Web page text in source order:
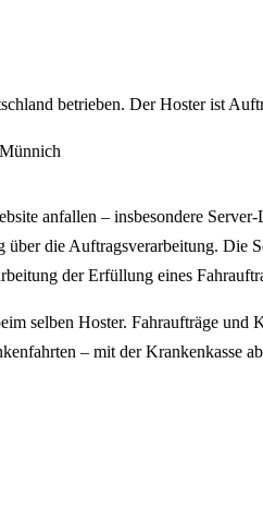
betrieben. Der Hoster ist
anfallen – insbesondere
über die Auftragsverarbeitung.
der Erfüllung eines
selben Hoster. Fahraufträge
– mit der Krankenkasse